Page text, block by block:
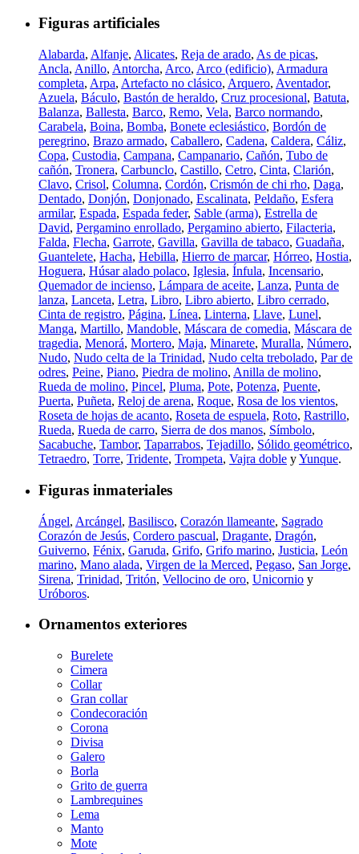
Figuras artificiales
Alabarda, Alfanje, Alicates, Reja de arado, As de picas,
Ancla, Anillo, Antorcha, Arco, Arco (edificio), Armadura
completa, Arpa, Artefacto no clásico, Arquero, Aventador,
Azuela, Báculo, Bastón de heraldo, Cruz procesional, Batuta,
Balanza, Ballesta, Barco, Remo, Vela, Barco normando,
Carabela, Boina, Bomba, Bonete eclesiástico, Bordón de
peregrino, Brazo armado, Caballero, Cadena, Caldera, Cáliz,
Copa, Custodia, Campana, Campanario, Cañón, Tubo de
cañón, Tronera, Carbunclo, Castillo, Cetro, Cinta, Clarión,
Clavo, Crisol, Columna, Cordón, Crismón de chi rho, Daga,
Dentado, Donjón, Donjonado, Escalinata, Peldaño, Esfera
armilar, Espada, Espada feder, Sable (arma), Estrella de
David, Pergamino enrollado, Pergamino abierto, Filacteria,
Falda, Flecha, Garrote, Gavilla, Gavilla de tabaco, Guadaña,
Guantelete, Hacha, Hebilla, Hierro de marcar, Hórreo, Hostia,
Hoguera, Húsar alado polaco, Iglesia, Ínfula, Incensario,
Quemador de incienso, Lámpara de aceite, Lanza, Punta de
lanza, Lanceta, Letra, Libro, Libro abierto, Libro cerrado,
Cinta de registro, Página, Línea, Linterna, Llave, Lunel,
Manga, Martillo, Mandoble, Máscara de comedia, Máscara de
tragedia, Menorá, Mortero, Maja, Minarete, Muralla, Número,
Nudo, Nudo celta de la Trinidad, Nudo celta trebolado, Par de
odres, Peine, Piano, Piedra de molino, Anilla de molino,
Rueda de molino, Pincel, Pluma, Pote, Potenza, Puente,
Puerta, Puñeta, Reloj de arena, Roque, Rosa de los vientos,
Roseta de hojas de acanto, Roseta de espuela, Roto, Rastrillo,
Rueda, Rueda de carro, Sierra de dos manos, Símbolo,
Sacabuche, Tambor, Taparrabos, Tejadillo, Sólido geométrico,
Tetraedro, Torre, Tridente, Trompeta, Vajra doble yYunque.
Figuras inmateriales
Ángel, Arcángel, Basilisco, Corazón llameante, Sagrado
Corazón de Jesús, Cordero pascual, Dragante, Dragón,
Guiverno, Fénix, Garuda, Grifo, Grifo marino, Justicia, León
marino, Mano alada, Virgen de la Merced, Pegaso, San Jorge,
Sirena, Trinidad, Tritón, Vellocino de oro, Unicornio y
Uróboros.
Ornamentos exteriores
Burelete
Cimera
Collar
Gran collar
Condecoración
Corona
Divisa
Galero
Borla
Grito de guerra
Lambrequines
Lema
Manto
Mote